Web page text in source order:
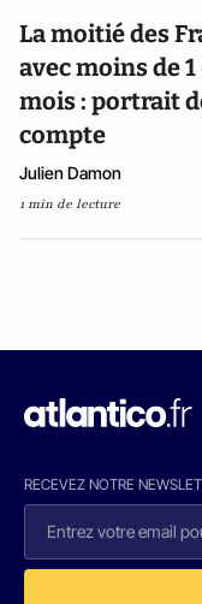
La moitié des
avec moins de
mois : portrait
compte
Julien Damon
1 min de lecture
RECEVEZ NOTRE